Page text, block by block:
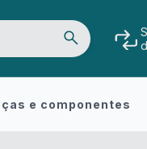
e componentes